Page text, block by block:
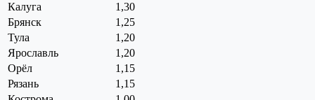
Калуга
1,30
Брянск
1,25
Тула
1,20
Ярославль
1,20
Орёл
1,15
Рязань
1,15